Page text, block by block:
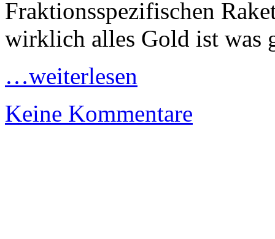
Fraktionsspezifischen
wirklich alles Gold ist was
…weiterlesen
Keine Kommentare